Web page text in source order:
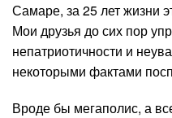
Самаре, за 25 лет жизни
Мои друзья до сих пор
непатриотичности и
некоторыми фактами
Вроде бы мегаполис, а